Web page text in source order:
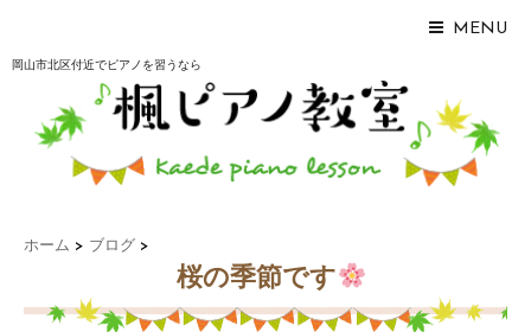
MENU
岡山市北区付近でピアノを習うなら
ホーム > ブログ >
桜の季節です